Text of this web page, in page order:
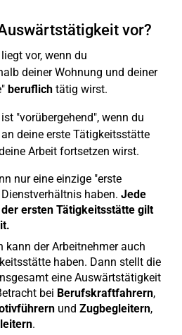
vor?
vor, wenn du
deiner Wohnung und deiner
beruflich tätig wirst.
"vorübergehend", wenn du
deine erste Tätigkeitsstätte
Arbeit fortsetzen wirst.
nur eine einzige "erste
haben. Jede
ersten Tätigkeitsstätte gilt
kann der Arbeitnehmer auch
haben. Dann stellt die
eine Auswärtstätigkeit
bei Berufskraftfahrern,
und Zugbegleitern,
.